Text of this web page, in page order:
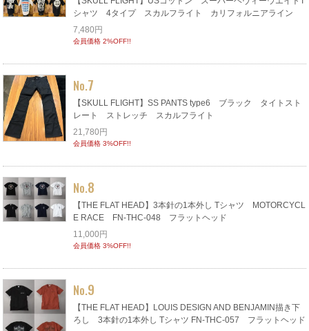
シャツ 4タイプ スカルフライト カリフォルニアライン
7,480円
会員価格 2%OFF!!
No.7
【SKULL FLIGHT】SS PANTS type6 ブラック タイトスト
レート ストレッチ スカルフライト
21,780円
会員価格 3%OFF!!
No.8
【THE FLAT HEAD】3本針の1本外し Tシャツ MOTORCYCL
E RACE FN-THC-048 フラットヘッド
11,000円
会員価格 3%OFF!!
No.9
【THE FLAT HEAD】LOUIS DESIGN AND BENJAMIN描き下
ろし 3本針の1本外し Tシャツ FN-THC-057 フラットヘッド